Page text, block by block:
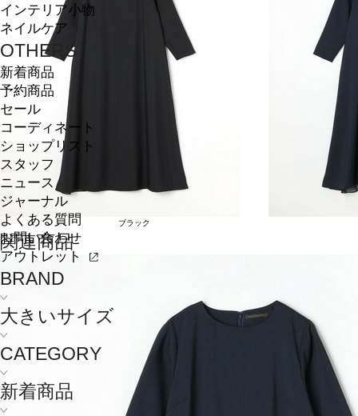
インテリア小物
ネイルケア
OTHERS
新着商品
予約商品
セール
コーディネート
ショップリスト
スタッフ
ニュース
ジャーナル
よくある質問
お問い合わせ
アウトレット
BRAND
大きいサイズ
CATEGORY
新着商品
ブラック
関連商品